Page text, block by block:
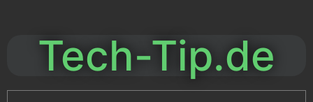
Tech-Tip.de